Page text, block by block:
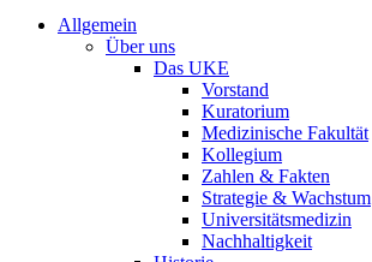
Allgemein
Über uns
Das UKE
Vorstand
Kuratorium
Medizinische Fakultät
Kollegium
Zahlen & Fakten
Strategie & Wachstum
Universitätsmedizin
Nachhaltigkeit